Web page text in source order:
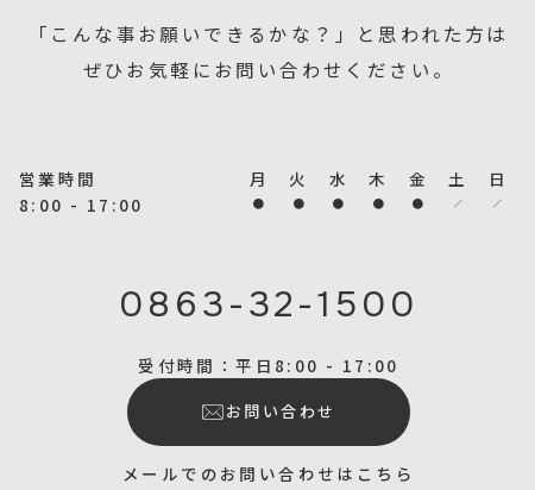
「こんな事お願いできるかな？」と思われた方は
ぜひお気軽にお問い合わせください。
営業時間 月 火 水 木 金 土
日
8:00 - 17:00
0863-32-1500
受付時間：平日8:00 - 17:00
お問い合わせ
メールでのお問い合わせはこちら